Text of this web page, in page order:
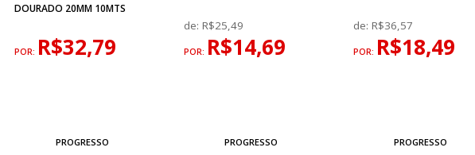
DOURADO 20MM 10MTS
POR: R$32,79
PROGRESSO
de: R$25,49
POR: R$14,69
PROGRESSO
de: R$36,57
POR: R$18,49
PROGRESSO